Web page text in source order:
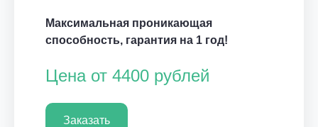
Максимальная проникающая
способность, гарантия на 1 год!
Цена от 4400 рублей
Заказать